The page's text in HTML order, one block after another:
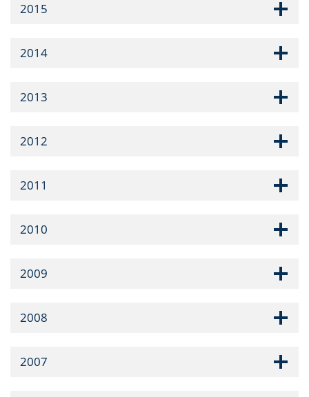
2015
2014
2013
2012
2011
2010
2009
2008
2007